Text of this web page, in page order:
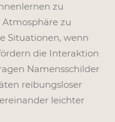
zu
zu
Situationen, wenn
die Interaktion
Namensschilder
reibungsloser
leichter